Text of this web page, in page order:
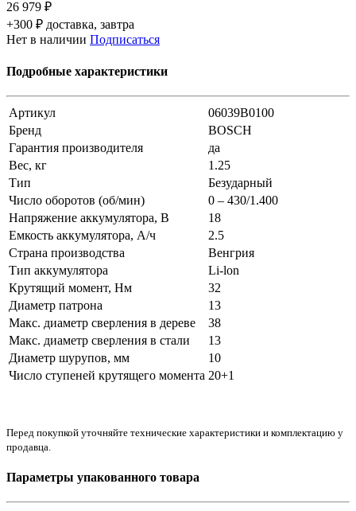
26 979 ₽
+300 ₽ доставка, завтра
Нет в наличии Подписаться
Подробные характеристики
Артикул
06039B0100
Бренд
BOSCH
Гарантия производителя
да
Вес, кг
1.25
Тип
Безударный
Число оборотов (об/мин)
0 – 430/1.400
Напряжение аккумулятора, В
18
Емкость аккумулятора, А/ч
2.5
Страна производства
Венгрия
Тип аккумулятора
Li-lon
Крутящий момент, Нм
32
Диаметр патрона
13
Макс. диаметр сверления в дереве
38
Макс. диаметр сверления в стали
13
Диаметр шурупов, мм
10
Число ступеней крутящего момента 20+1
Перед покупкой уточняйте технические характеристики и комплектацию у
продавца.
Параметры упакованного товара